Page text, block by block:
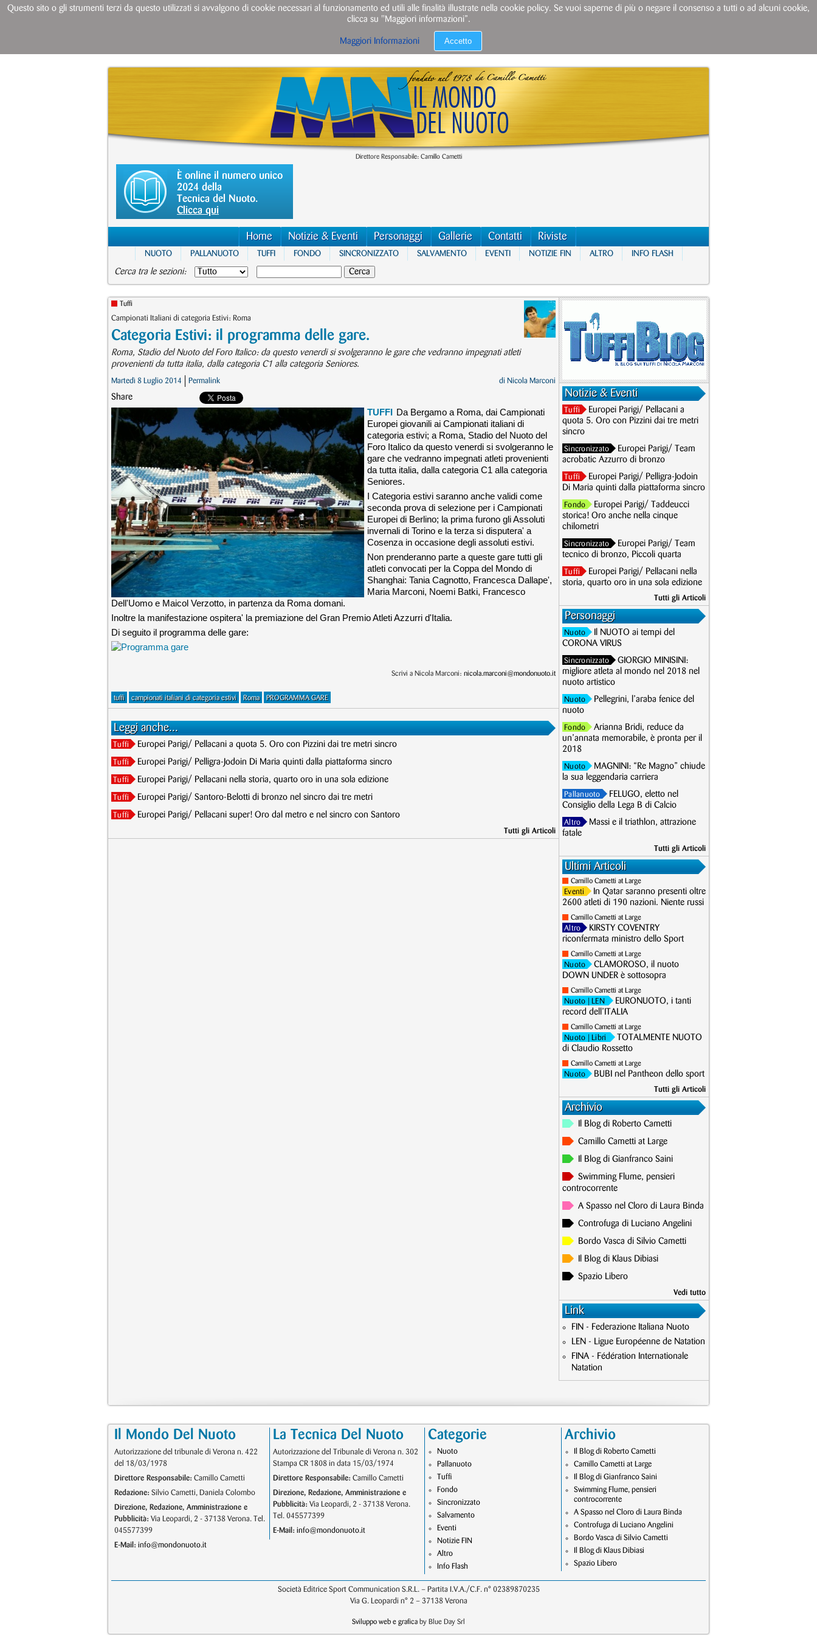
Direttore Responsabile: Camillo Cametti
È online il numero unico
2024 della
Tecnica del Nuoto.
Clicca qui
Home Notizie & Eventi Personaggi Gallerie Contatti Riviste
NUOTO PALLANUOTO TUFFI FONDO SINCRONIZZATO SALVAMENTO EVENTI NOTIZIE FIN ALTRO INFO FLASH
Cerca tra le sezioni:
Tuffi
Campionati Italiani di categoria Estivi: Roma
Categoria Estivi: il programma delle gare.
Roma, Stadio del Nuoto del Foro Italico: da questo venerdi si svolgeranno le gare che vedranno impegnati atleti
provenienti da tutta italia, dalla categoria C1 alla categoria Seniores.
Martedì 8 Luglio 2014 Permalink di Nicola Marconi
Share
TUFFI Da Bergamo a Roma, dai Campionati
Europei giovanili ai Campionati italiani di
categoria estivi; a Roma, Stadio del Nuoto del
Foro Italico da questo venerdi si svolgeranno le
gare che vedranno impegnati atleti provenienti
da tutta italia, dalla categoria C1 alla categoria
Seniores.
I Categoria estivi saranno anche validi come
seconda prova di selezione per i Campionati
Europei di Berlino; la prima furono gli Assoluti
invernali di Torino e la terza si disputera' a
Cosenza in occasione degli assoluti estivi.
Non prenderanno parte a queste gare tutti gli
atleti convocati per la Coppa del Mondo di
Shanghai: Tania Cagnotto, Francesca Dallape',
Maria Marconi, Noemi Batki, Francesco
Dell'Uomo e Maicol Verzotto, in partenza da Roma domani.
Inoltre la manifestazione ospitera' la premiazione del Gran Premio Atleti Azzurri d'Italia.
Di seguito il programma delle gare:
Scrivi a Nicola Marconi: nicola.marconi@mondonuoto.it
tuffi campionati italiani di categoria estivi Roma PROGRAMMA GARE
Leggi anche...
Tuffi Europei Parigi/ Pellacani a quota 5. Oro con Pizzini dai tre metri sincro
Tuffi Europei Parigi/ Pelligra-Jodoin Di Maria quinti dalla piattaforma sincro
Tuffi Europei Parigi/ Pellacani nella storia, quarto oro in una sola edizione
Tuffi Europei Parigi/ Santoro-Belotti di bronzo nel sincro dai tre metri
Tuffi Europei Parigi/ Pellacani super! Oro dal metro e nel sincro con Santoro
Tutti gli Articoli
Notizie & Eventi
Tuffi
Europei Parigi/ Pellacani a
quota 5. Oro con Pizzini dai tre metri
sincro
Sincronizzato
Europei Parigi/ Team
acrobatic Azzurro di bronzo
Tuffi
Europei Parigi/ Pelligra-Jodoin
Di Maria quinti dalla piattaforma sincro
Fondo
Europei Parigi/ Taddeucci
storica! Oro anche nella cinque
chilometri
Sincronizzato
Europei Parigi/ Team
tecnico di bronzo, Piccoli quarta
Tuffi
Europei Parigi/ Pellacani nella
storia, quarto oro in una sola edizione
Tutti gli Articoli
Personaggi
Nuoto
Il NUOTO ai tempi del
CORONA VIRUS
Sincronizzato
GIORGIO MINISINI:
migliore atleta al mondo nel 2018 nel
nuoto artistico
Nuoto
Pellegrini, l’araba fenice del
nuoto
Fondo
Arianna Bridi, reduce da
un’annata memorabile, è pronta per il
2018
Nuoto
MAGNINI: “Re Magno” chiude
la sua leggendaria carriera
Pallanuoto
FELUGO, eletto nel
Consiglio della Lega B di Calcio
Altro
Massi e il triathlon, attrazione
fatale
Tutti gli Articoli
Ultimi Articoli
Camillo Cametti at Large
Eventi
In Qatar saranno presenti oltre
2600 atleti di 190 nazioni. Niente russi
Camillo Cametti at Large
Altro
KIRSTY COVENTRY
riconfermata ministro dello Sport
Camillo Cametti at Large
Nuoto
CLAMOROSO, il nuoto
DOWN UNDER è sottosopra
Camillo Cametti at Large
Nuoto | LEN
EURONUOTO, i tanti
record dell’ITALIA
Camillo Cametti at Large
Nuoto | Libri
TOTALMENTE NUOTO
di Claudio Rossetto
Camillo Cametti at Large
Nuoto BUBI nel Pantheon dello sport
Tutti gli Articoli
Archivio
Il Blog di Roberto Cametti
Camillo Cametti at Large
Il Blog di Gianfranco Saini
Swimming Flume, pensieri
controcorrente
A Spasso nel Cloro di Laura Binda
Controfuga di Luciano Angelini
Bordo Vasca di Silvio Cametti
Il Blog di Klaus Dibiasi
Spazio Libero
Vedi tutto
Link
FIN - Federazione Italiana Nuoto
LEN - Ligue Européenne de Natation
FINA - Fédération Internationale
Natation
Il Mondo Del Nuoto
Autorizzazione del tribunale di Verona n. 422
del 18/03/1978
Direttore Responsabile: Camillo Cametti
Redazione: Silvio Cametti, Daniela Colombo
Direzione, Redazione, Amministrazione e
Pubblicità: Via Leopardi, 2 - 37138 Verona. Tel.
045577399
E-Mail: info@mondonuoto.it
La Tecnica Del Nuoto
Autorizzazione del Tribunale di Verona n. 302
Stampa CR 1808 in data 15/03/1974
Direttore Responsabile: Camillo Cametti
Direzione, Redazione, Amministrazione e
Pubblicità: Via Leopardi, 2 - 37138 Verona.
Tel. 045577399
E-Mail: info@mondonuoto.it
Categorie
Nuoto
Pallanuoto
Tuffi
Fondo
Sincronizzato
Salvamento
Eventi
Notizie FIN
Altro
Info Flash
Archivio
Il Blog di Roberto Cametti
Camillo Cametti at Large
Il Blog di Gianfranco Saini
Swimming Flume, pensieri
controcorrente
A Spasso nel Cloro di Laura Binda
Controfuga di Luciano Angelini
Bordo Vasca di Silvio Cametti
Il Blog di Klaus Dibiasi
Spazio Libero
Società Editrice Sport Communication S.R.L. – Partita I.V.A./C.F. n° 02389870235
Via G. Leopardi n° 2 – 37138 Verona
Sviluppo web e grafica by Blue Day Srl
Questo sito o gli strumenti terzi da questo utilizzati si avvalgono di cookie necessari al funzionamento ed utili alle finalità illustrate nella cookie policy. Se vuoi saperne di più o negare il consenso a tutti o ad alcuni cookie,
clicca su "Maggiori informazioni”.
Maggiori Informazioni Accetto